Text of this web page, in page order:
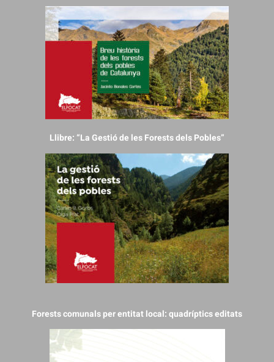
Llibre: “La Gestió de les Forests dels Pobles”
Forests comunals per entitat local: quadríptics editats